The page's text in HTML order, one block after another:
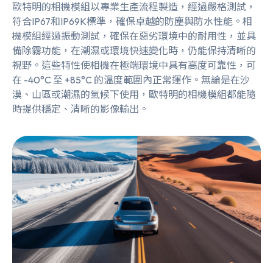
歐特明的相機模組以專業生產流程製造，經過嚴格測試，
符合IP67和IP69K標準，確保卓越的防塵與防水性能。相
機模組經過振動測試，確保在惡劣環境中的耐用性，並具
備除霧功能，在潮濕或環境快速變化時，仍能保持清晰的
視野。這些特性使相機在極端環境中具有高度可靠性，可
在 -40°C 至 +85°C 的溫度範圍內正常運作。無論是在沙
漠、山區或潮濕的氣候下使用，歐特明的相機模組都能隨
時提供穩定、清晰的影像輸出。